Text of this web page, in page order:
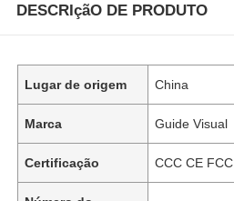
DESCRIçãO DE PRODUTO
Lugar de origem China
Marca Guide Visual
Certificação CCC CE FCC